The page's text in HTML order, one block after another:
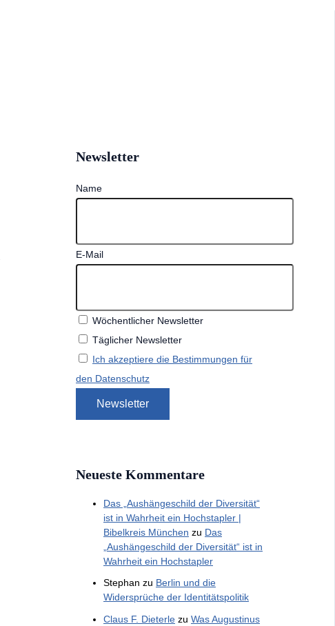
Newsletter
Name
E-Mail
Wöchentlicher Newsletter
Täglicher Newsletter
Ich akzeptiere die Bestimmungen für
den Datenschutz
Neueste Kommentare
Das „Aushängeschild der Diversität“
ist in Wahrheit ein Hochstapler |
Bibelkreis München zu Das
„Aushängeschild der Diversität“ ist in
Wahrheit ein Hochstapler
Stephan zu Berlin und die
Widersprüche der Identitätspolitik
Claus F. Dieterle zu Was Augustinus